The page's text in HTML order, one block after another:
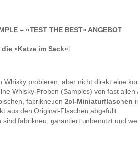
– «TEST THE BEST» ANGEBOT
«Katze im Sack»!
Whisky probieren, aber nicht direkt eine
Whisky-Proben (Samples) von fast allen
fabrikneuen 2cl-Miniaturflaschen
aus den Original-Flaschen abgefüllt.
sind fabrikneu, garantiert unbenutzt und